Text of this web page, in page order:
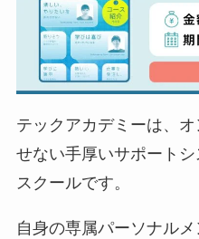
テックアカデミーは、
せない手厚いサポート
スクールです。
自身の専属パーソナル